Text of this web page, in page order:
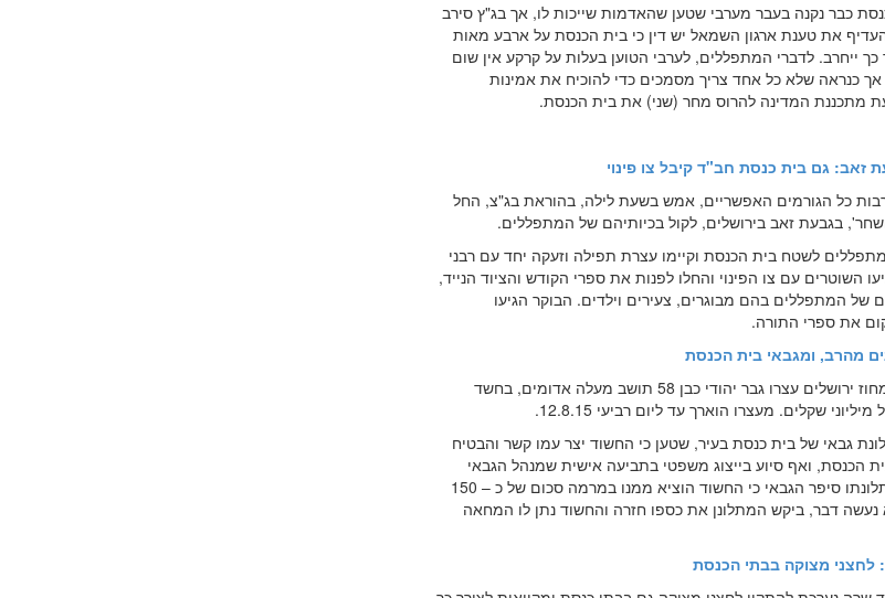
כבר נקנה בעבר מערבי שטען שהאדמות שייכות לו, אך בג"ץ סירב
את טענת ארגון השמאל יש דין כי בית הכנסת על ארבע מאות
כך ייחרב. לדברי המתפללים, לערבי הטוען בעלות על קרקע אין שום
כנראה שלא כל אחד צריך מסמכים כדי להוכיח את אמינות
מתכננת המדינה להרוס מחר (שני) את בית הכנסת.
זאב: גם בית כנסת חב"ד קיבל צו פינוי
כל הגורמים האפשריים, אמש בשעת לילה, בהוראת בג"צ, החל
בגבעת זאב בירושלים, לקול בכיותיהם של המתפללים.
לשטח בית הכנסת וקיימו עצרת תפילה וזעקה יחד עם רבני
השוטרים עם צו הפינוי והחלו לפנות את ספרי הקודש והציוד הנייד,
של המתפללים בהם מבוגרים, צעירים וילדים. הבוקר הגיעו
את ספרי התורה.
מהרב, ומגבאי בית הכנסת
חוקרי יחידת ההונאה של מחוז ירושלים עצרו גבר יהודי כבן 58 תושב מעלה אדומים, בחשד
שקלים. מעצרו הוארך עד ליום רביעי 12.8.15.
גבאי של בית כנסת בעיר, שטען כי החשוד יצר עמו קשר והבטיח
הכנסת, ואף סיוע בייצוג משפטי בתביעה אישית שמנהל הגבאי
בעקבות תאונת עבודה. בתלונתו סיפר הגבאי כי החשוד הוציא ממנו במרמה סכום של כ – 150
דבר, ביקש המתלונן את כספו חזרה והחשוד נתן לו המחאה
מצוקה בבתי הכנסת